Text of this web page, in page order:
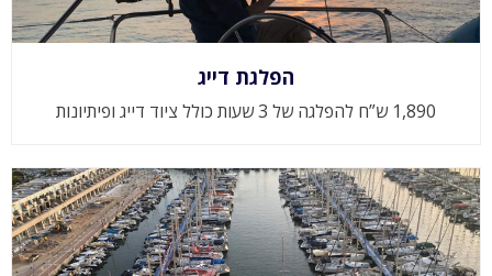
הפלגת דייג
1,890 ש”ח להפלגה של 3 שעות כולל ציוד דייג ופיתיונות